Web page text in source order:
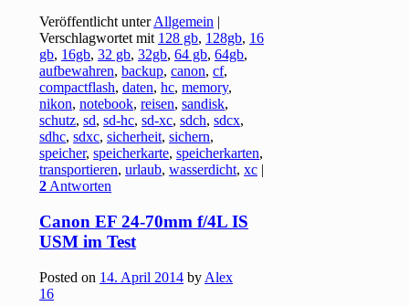
Veröffentlicht unterAllgemein
Verschlagwortet mit 128 gb, 128gb, 16
gb, 16gb,32 gb,32gb,64 gb,64gb,
aufbewahren,backup,canon,cf,
compactflash,daten,hc,memory,
nikon,notebook,reisen,sandisk,
schutz,sd,sd-hc,sd-xc,sdch,sdcx,
sdhc,sdxc,sicherheit,sichern,
speicher,speicherkarte,speicherkarten,
transportieren,urlaub,wasserdicht,xc
2Antworten
Canon EF 24-70mm f/4L IS
USM im Test
Posted on 14. April 2014 by Alex
16